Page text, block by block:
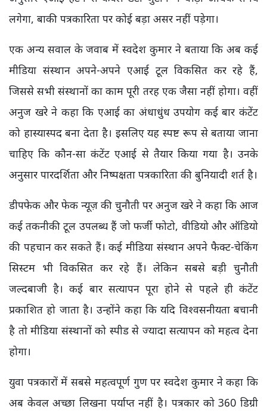
लगेगा, बाकी पत्रकारिता पर कोई बड़ा असर नहीं पड़ेगा।
एक अन्य सवाल के जवाब में स्वदेश कुमार ने बताया कि अब कई
मीडिया संस्थान अपने-अपने एआई टूल विकसित कर रहे हैं,
जिससे सभी संस्थानों का काम पूरी तरह एक जैसा नहीं होगा। वहीं
अनुज खरे ने कहा कि एआई का अंधाधुंध उपयोग कई बार कंटेंट
को हास्यास्पद बना देता है। इसलिए यह स्पष्ट रूप से बताया जाना
चाहिए कि कौन-सा कंटेंट एआई से तैयार किया गया है। उनके
अनुसार पारदर्शिता और निष्पक्षता पत्रकारिता की बुनियादी शर्त है।
डीपफेक और फेक न्यूज़ की चुनौती पर अनुज खरे ने कहा कि आज
कई तकनीकी टूल उपलब्ध हैं जो फर्जी फोटो, वीडियो और ऑडियो
की पहचान कर सकते हैं। कई मीडिया संस्थान अपने फैक्ट-चेकिंग
सिस्टम भी विकसित कर रहे हैं। लेकिन सबसे बड़ी चुनौती
जल्दबाजी है। कई बार सत्यापन पूरा होने से पहले ही कंटेंट
प्रकाशित हो जाता है। उन्होंने कहा कि यदि विश्वसनीयता बचानी
है तो मीडिया संस्थानों को स्पीड से ज्यादा सत्यापन को महत्व देना
होगा।
युवा पत्रकारों में सबसे महत्वपूर्ण गुण पर स्वदेश कुमार ने कहा कि
अब केवल अच्छा लिखना पर्याप्त नहीं है। पत्रकार को 360 डिग्री